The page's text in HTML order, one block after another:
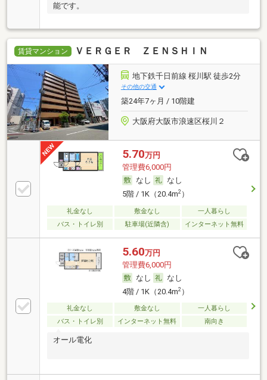
能です。
賃貸マンション ＶＥＲＧＥＲ ＺＥＮＳＨＩＮ
地下鉄千日前線 桜川駅 徒歩2分
その他の交通
築24年7ヶ月 / 10階建
大阪府大阪市浪速区桜川２
5.70万円
管理費6,000円
なし
なし
5階 / 1K（20.4m2）
礼金なし 敷金なし
一人暮らし
バス・トイレ別
駐車場(近隣含) インターネット無料
5.60万円
管理費6,000円
なし
なし
4階 / 1K（20.4m2）
礼金なし 敷金なし
一人暮らし
バス・トイレ別
インターネット無料 南向き
オール電化